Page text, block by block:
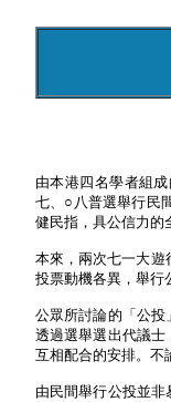
由本港四名學者組
七、○八普選舉行民
健民指，具公信力的
本來，兩次七一大遊
投票動機各異，舉行
公眾所討論的「公投
透過選舉選出代議士
互相配合的安排。不
由民間舉行公投並